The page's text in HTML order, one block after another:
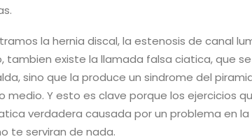
la hernia discal, la estenosis de canal
tambien existe la llamada falsa ciatica, que
sino que la produce un sindrome del
medio. Y esto es clave porque los ejercicios
verdadera causada por un problema en la
te serviran de nada.